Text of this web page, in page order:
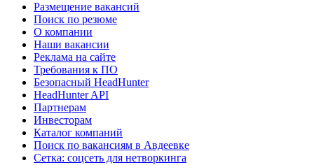
Размещение вакансий
Поиск по резюме
О компании
Наши вакансии
Реклама на сайте
Требования к ПО
Безопасный HeadHunter
HeadHunter API
Партнерам
Инвесторам
Каталог компаний
Поиск по вакансиям в Авдеевке
Сетка: соцсеть для нетворкинга